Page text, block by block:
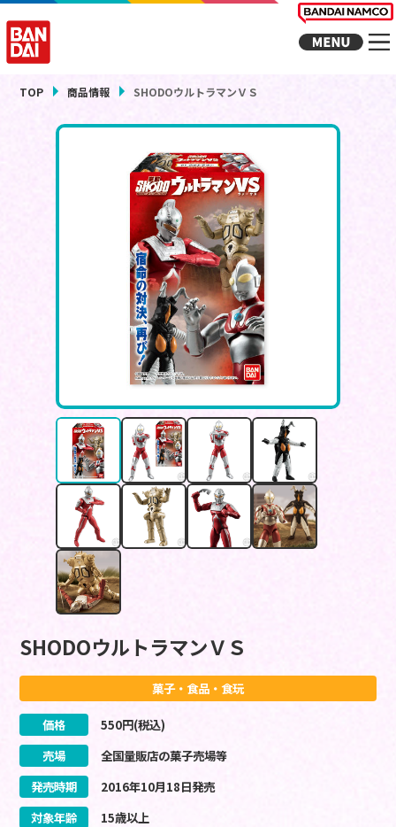
TOP 商品情報 SHODOウルトラマンＶＳ
SHODOウルトラマンＶＳ
菓子・食品・食玩
価格 550円(税込)
売場
全国量販店の菓子売場等
発売時期
2016年10月18日発売
対象年齢
15歳以上